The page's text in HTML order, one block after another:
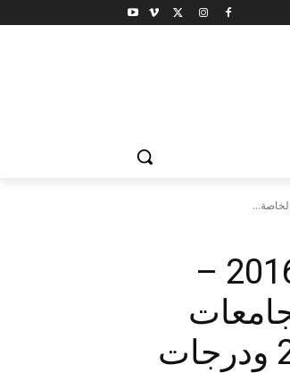
تحديث تنسيق الجامعات الخاصة 2016 –
الخاصة والمعتمدة لهذا العام 2016 ودرجات